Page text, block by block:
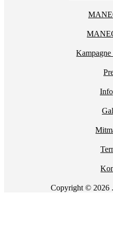
Copyright © 2026